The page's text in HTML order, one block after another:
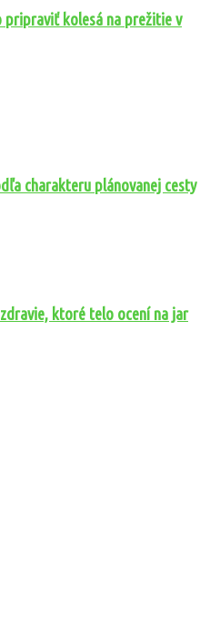
pripraviť kolesá na prežitie v
charakteru plánovanej cesty
ktoré telo ocení na jar